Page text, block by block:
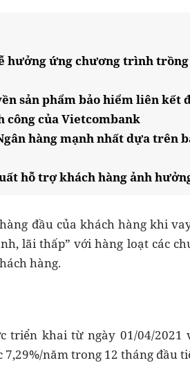
hưởng ứng chương trình
sản phẩm bảo hiểm liên kết
công của Vietcombank
hàng mạnh nhất dựa trên
hỗ trợ khách hàng ảnh
đầu của khách hàng khi
lãi thấp” với hàng loạt các
hàng.
triển khai từ ngày 01/04/
năm trong 12 tháng đầu